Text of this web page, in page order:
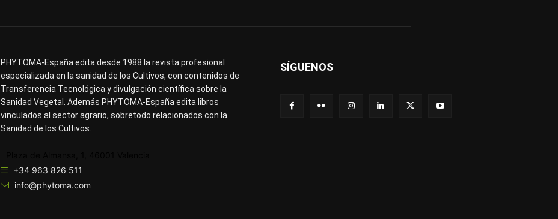
PHYTOMA-España edita desde 1988 la revista profesional
especializada en la sanidad de los Cultivos, con contenidos de
Transferencia Tecnológica y divulgación científica sobre la
Sanidad Vegetal. Además PHYTOMA-España edita libros
vinculados al sector agrario, sobretodo relacionados con la
Sanidad de los Cultivos.
+34 963 826 511
info@phytoma.com
SÍGUENOS